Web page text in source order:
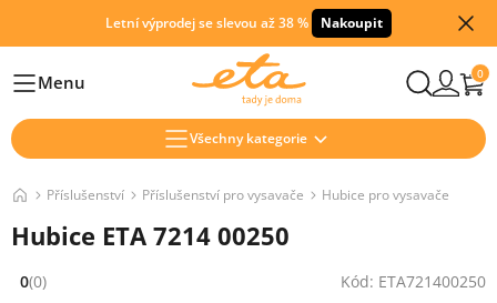
Letní výprodej se slevou až 38 % Nakoupit
HlavníMenu 0
Všechny kategorie
Příslušenství Příslušenství pro vysavače Hubice pro vysavače
Hubice ETA 7214 00250
Hodnocení: 0 z 5 (0 recenzí)
0(0) Kód: ETA721400250